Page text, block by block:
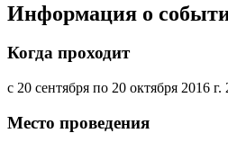
Информация о
Когда проходит
с 20 сентября по 20 октября 2016 г.
Место проведения